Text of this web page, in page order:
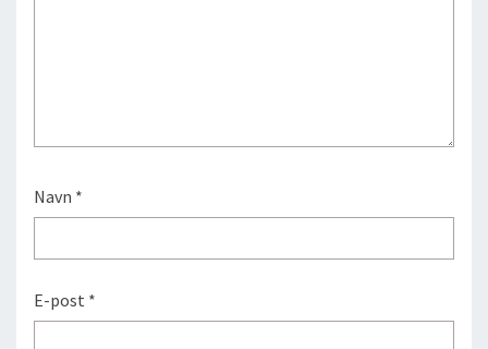
Navn *
E-post *